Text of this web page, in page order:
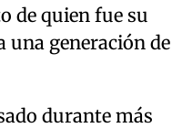
de quien fue su
una generación de
durante más